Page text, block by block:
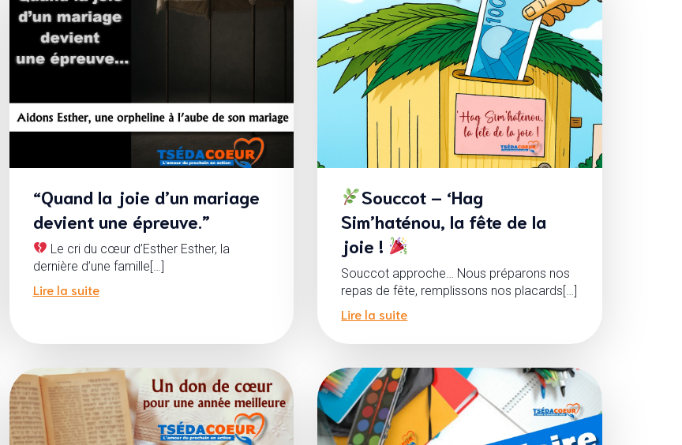
“Quand la joie d’un mariage
devient une épreuve.”
Le cri du cœur d’Esther Esther, la
dernière d’une famille[…]
Lire la suite
Souccot – ‘Hag
Sim’haténou, la fête de la
joie !
Souccot approche… Nous préparons nos
repas de fête, remplissons nos placards[…]
Lire la suite